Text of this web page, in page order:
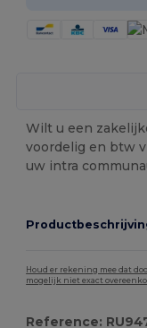
Wilt u een
voordelig en btw
uw intra
Houd er rekening mee dat
mogelijk niet exact
Reference: